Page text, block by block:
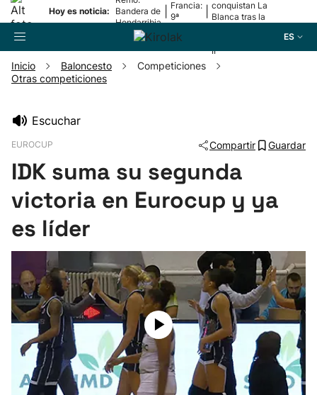
Hoy es noticia:
Bandera de
Hondarribia
Francia:
9ª
conquistan La
Blanca tras la
II
ES
Fútbol
Pelota
Remo
Baloncesto
Ciclismo
Herri-kirolak
Balonmano
Inicio Baloncesto
Competiciones
Otras competiciones
Escuchar
EUROCUP Compartir Guardar
IDK suma su segunda
victoria en Eurocup y ya
es líder